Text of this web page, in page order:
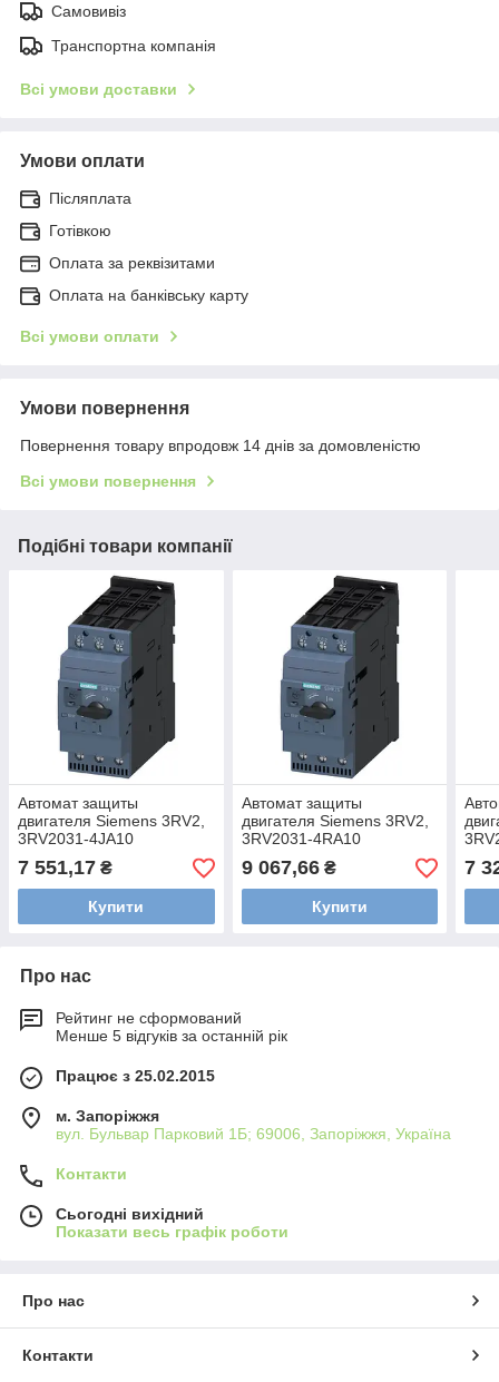
Самовивіз
Транспортна компанія
Всі умови доставки
Умови оплати
Післяплата
Готівкою
Оплата за реквізитами
Оплата на банківську карту
Всі умови оплати
Умови повернення
Повернення товару впродовж 14 днів за домовленістю
Всі умови повернення
Подібні товари компанії
Автомат защиты
двигателя Siemens 3RV2,
3RV2031-4JA10
7 551,17 ₴
Купити
Автомат защиты
двигателя Siemens 3RV2,
3RV2031-4RA10
9 067,66₴
Купити
7
Про нас
Рейтинг не сформований
Менше 5 відгуків за останній рік
Працює з 25.02.2015
м. Запоріжжя
вул. Бульвар Парковий 1Б; 69006, Запоріжжя, Україна
Контакти
Сьогодні вихідний
Показати весь графік роботи
Про нас
Контакти